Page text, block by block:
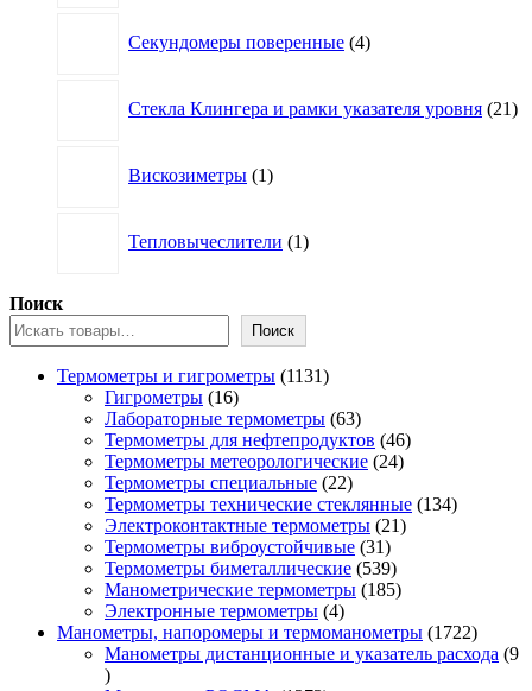
Секундомеры поверенные 4товара
Стекла Клингера и рамки указателя уровня 21
Вискозиметры 1товар
Тепловычеслители 1товар
Поиск
Поиск
Термометры и гигрометры 11311131
Гигрометры 1616
товаров
Лабораторные термометры 6363
товара
Термометры для нефтепродуктов 4646
Термометры метеорологические 2424
Термометры специальные 2222
товара
Термометры технические стеклянные 134134
Электроконтактные термометры 2121
Термометры виброустойчивые 3131
товар
Термометры биметаллические 539539
товаров
Манометрические термометры 185185
Электронные термометры 44
товара
Манометры, напоромеры и термоманометры 17221722
товара
Манометры дистанционные и указатель расхода 9
9